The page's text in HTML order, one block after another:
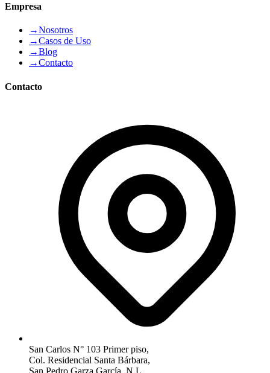
Empresa
→Nosotros
→Casos de Uso
→Blog
→Contacto
Contacto
San Carlos N° 103 Primer piso,
Col. Residencial Santa Bárbara,
San Pedro Garza García, N.L.